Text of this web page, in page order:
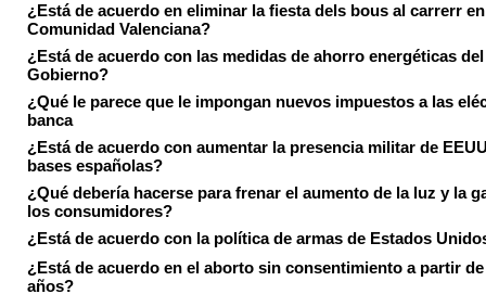
¿Está de acuerdo en eliminar la fiesta dels bous al carrerr
Comunidad Valenciana?
¿Está de acuerdo con las medidas de ahorro energéticas del
Gobierno?
¿Qué le parece que le impongan nuevos impuestos a las
banca
¿Está de acuerdo con aumentar la presencia militar de
bases españolas?
¿Qué debería hacerse para frenar el aumento de la luz y la
los consumidores?
¿Está de acuerdo con la política de armas de Estados
¿Está de acuerdo en el aborto sin consentimiento a partir
años?